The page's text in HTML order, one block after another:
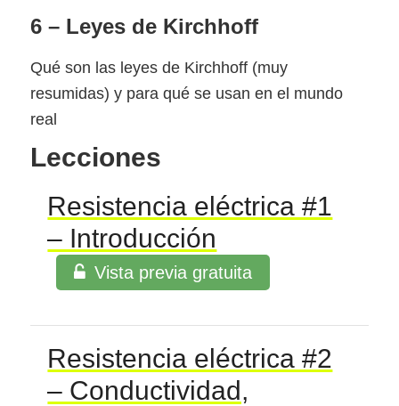
6 – Leyes de Kirchhoff
Qué son las leyes de Kirchhoff (muy
resumidas) y para qué se usan en el mundo
real
Lecciones
Resistencia eléctrica #1
– Introducción
Vista previa gratuita
Resistencia eléctrica #2
– Conductividad,